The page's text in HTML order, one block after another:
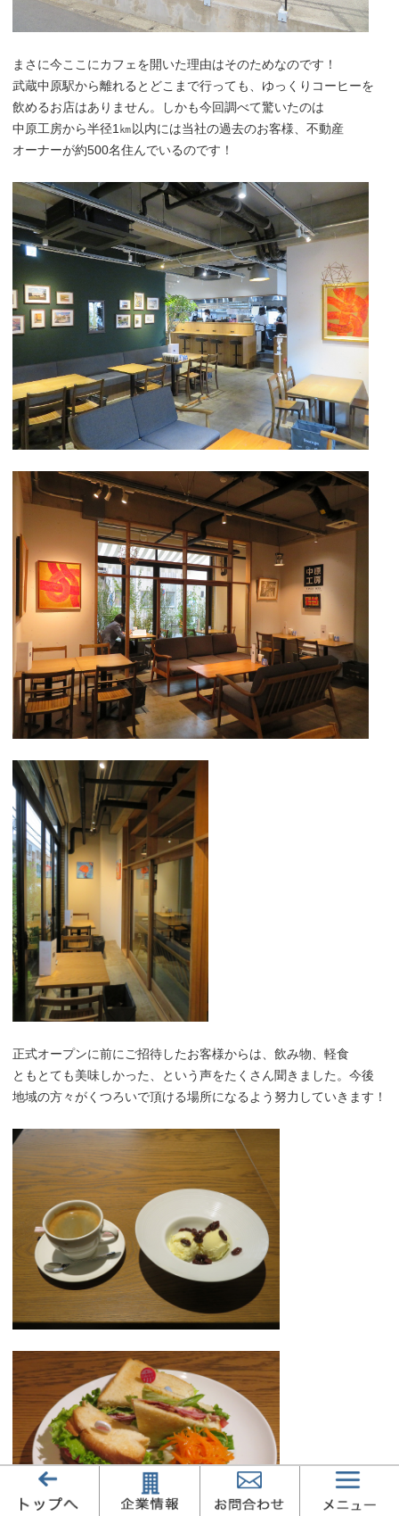
まさに今ここにカフェを開いた理由はそのためなのです！
武蔵中原駅から離れるとどこまで行っても、ゆっくりコーヒーを
飲めるお店はありません。しかも今回調べて驚いたのは
中原工房から半径1㎞以内には当社の過去のお客様、不動産
オーナーが約500名住んでいるのです！
正式オープンに前にご招待したお客様からは、飲み物、軽食
ともとても美味しかった、という声をたくさん聞きました。今後
地域の方々がくつろいで頂ける場所になるよう努力していきます！